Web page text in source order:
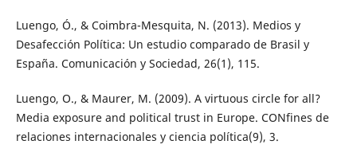
Luengo, Ó., & Coimbra-Mesquita, N. (2013). Medios y
Desafección Política: Un estudio comparado de Brasil y
España. Comunicación y Sociedad, 26(1), 115.
Luengo, O., & Maurer, M. (2009). A virtuous circle for all?
Media exposure and political trust in Europe. CONfines de
relaciones internacionales y ciencia política(9), 3.